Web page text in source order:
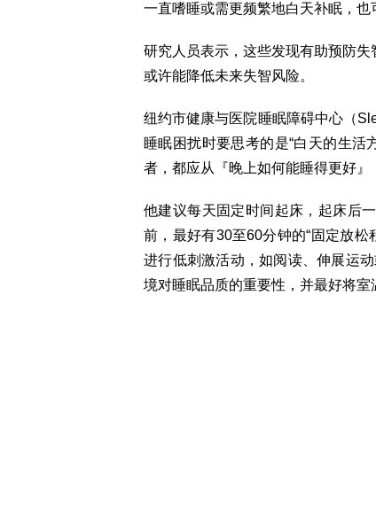
一直嗜睡或需更频繁地白天补眠，也
研究人员表示，这些发现有助预防
或许能降低未来失智风险。
纽约市健康与医院睡眠障碍中心（
睡眠困扰时要思考的是“白天的生活
者，都应从『晚上如何能睡得更好
他建议每天固定时间起床，起床后
前，最好有30至60分钟的“固定放松
进行低刺激活动，如阅读、伸展运
境对睡眠品质的重要性，并最好将室